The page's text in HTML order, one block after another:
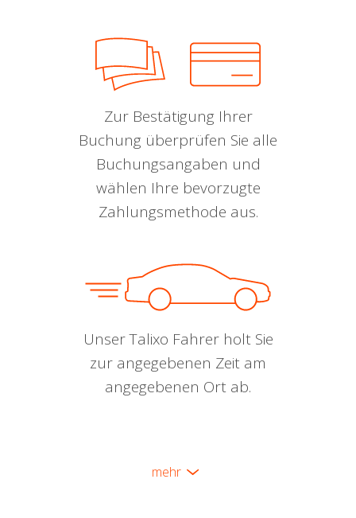
Zur Bestätigung Ihrer
Buchung überprüfen Sie alle
Buchungsangaben und
wählen Ihre bevorzugte
Zahlungsmethode aus.
Unser Talixo Fahrer holt Sie
zur angegebenen Zeit am
angegebenen Ort ab.
mehr